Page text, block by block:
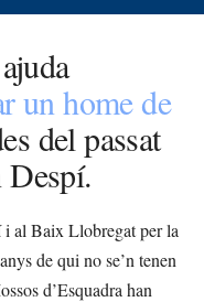
un home de
del passat
Despí.
i al Baix Llobregat per la
de qui no se’n tenen
d’Esquadra han